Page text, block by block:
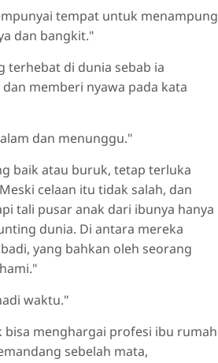
tempat untuk menampung
dan bangkit."
terhebat di dunia sebab ia
memberi nyawa pada kata
dan menunggu."
baik atau buruk, tetap terluka
celaan itu tidak salah, dan
tali pusar anak dari ibunya hanya
dunia. Di antara mereka
yang bahkan oleh seorang
waktu."
bisa menghargai profesi ibu rumah
sebelah mata,